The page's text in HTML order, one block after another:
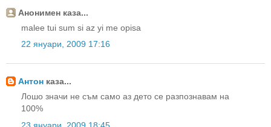
Анонимен каза...
malee tui sum si az yi me opisa
22 януари, 2009 17:16
Антон каза...
Лошо значи не съм само аз дето се разпознавам на
100%
23 януари, 2009 18:45